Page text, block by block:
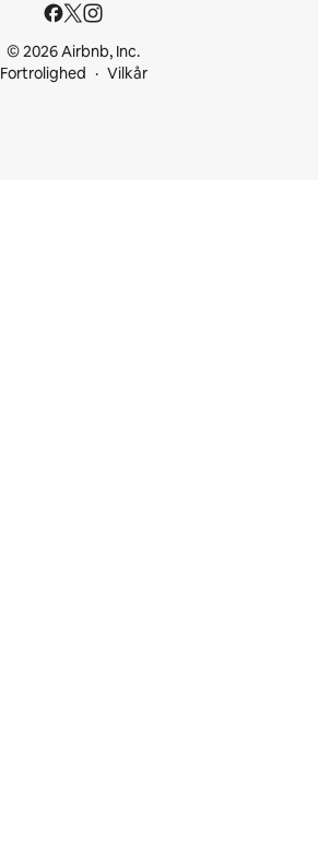
© 2026 Airbnb, Inc.
Fortrolighed
Vilkår